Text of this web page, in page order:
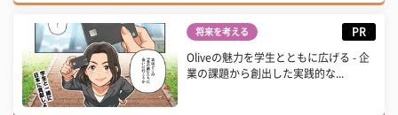
将来を考える PR
Oliveの魅力を学生とともに広げる - 企
業の課題から創出した実践的な...